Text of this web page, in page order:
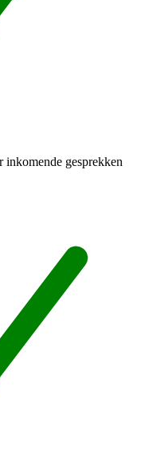
inkomende gesprekken